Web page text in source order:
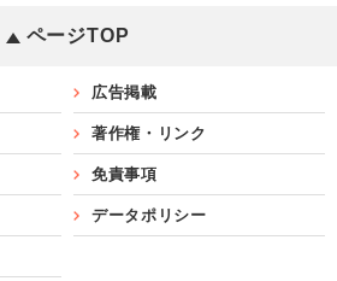
ページTOP
広告掲載
著作権・リンク
免責事項
データポリシー